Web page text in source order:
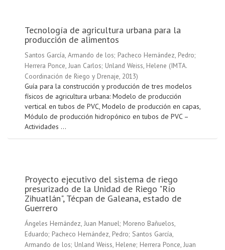
Tecnología de agricultura urbana para la
producción de alimentos
Santos García, Armando de los; Pacheco Hernández, Pedro;
Herrera Ponce, Juan Carlos; Unland Weiss, Helene (IMTA.
Coordinación de Riego y Drenaje, 2013)
Guía para la construcción y producción de tres modelos
físicos de agricultura urbana: Modelo de producción
vertical en tubos de PVC, Modelo de producción en capas,
Módulo de producción hidropónico en tubos de PVC –
Actividades ...
Proyecto ejecutivo del sistema de riego
presurizado de la Unidad de Riego "Río
Zihuatlán", Técpan de Galeana, estado de
Guerrero
Ángeles Hernández, Juan Manuel; Moreno Bañuelos,
Eduardo; Pacheco Hernández, Pedro; Santos García,
Armando de los; Unland Weiss, Helene; Herrera Ponce, Juan